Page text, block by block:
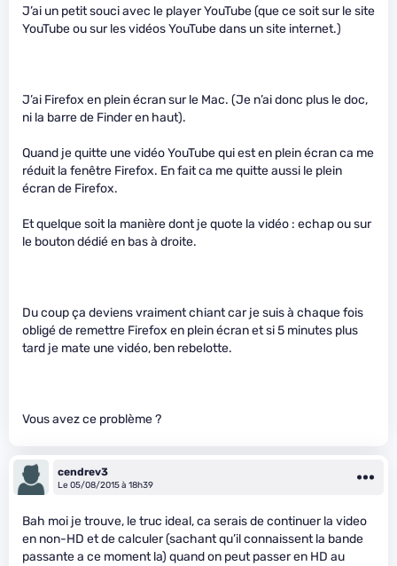
J’ai un petit souci avec le player YouTube (que ce soit sur le site
YouTube ou sur les vidéos YouTube dans un site internet.)
J’ai Firefox en plein écran sur le Mac. (Je n’ai donc plus le doc,
ni la barre de Finder en haut).
Quand je quitte une vidéo YouTube qui est en plein écran ca me
réduit la fenêtre Firefox. En fait ca me quitte aussi le plein
écran de Firefox.
Et quelque soit la manière dont je quote la vidéo : echap ou sur
le bouton dédié en bas à droite.
Du coup ça deviens vraiment chiant car je suis à chaque fois
obligé de remettre Firefox en plein écran et si 5 minutes plus
tard je mate une vidéo, ben rebelotte.
Vous avez ce problème ?
cendrev3
Le 05/08/2015 à 18h39
Bah moi je trouve, le truc ideal, ca serais de continuer la video
en non-HD et de calculer (sachant qu’il connaissent la bande
passante a ce moment la) quand on peut passer en HD au